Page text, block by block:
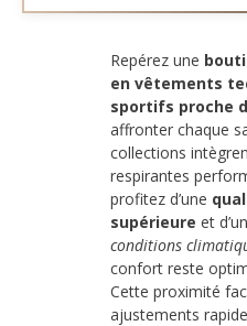
Repérez une
en vêtements
sportifs proche
affronter chaque
collections
respirantes
profitez d’une
supérieure et d’un
conditions
confort reste
Cette proximité
ajustements